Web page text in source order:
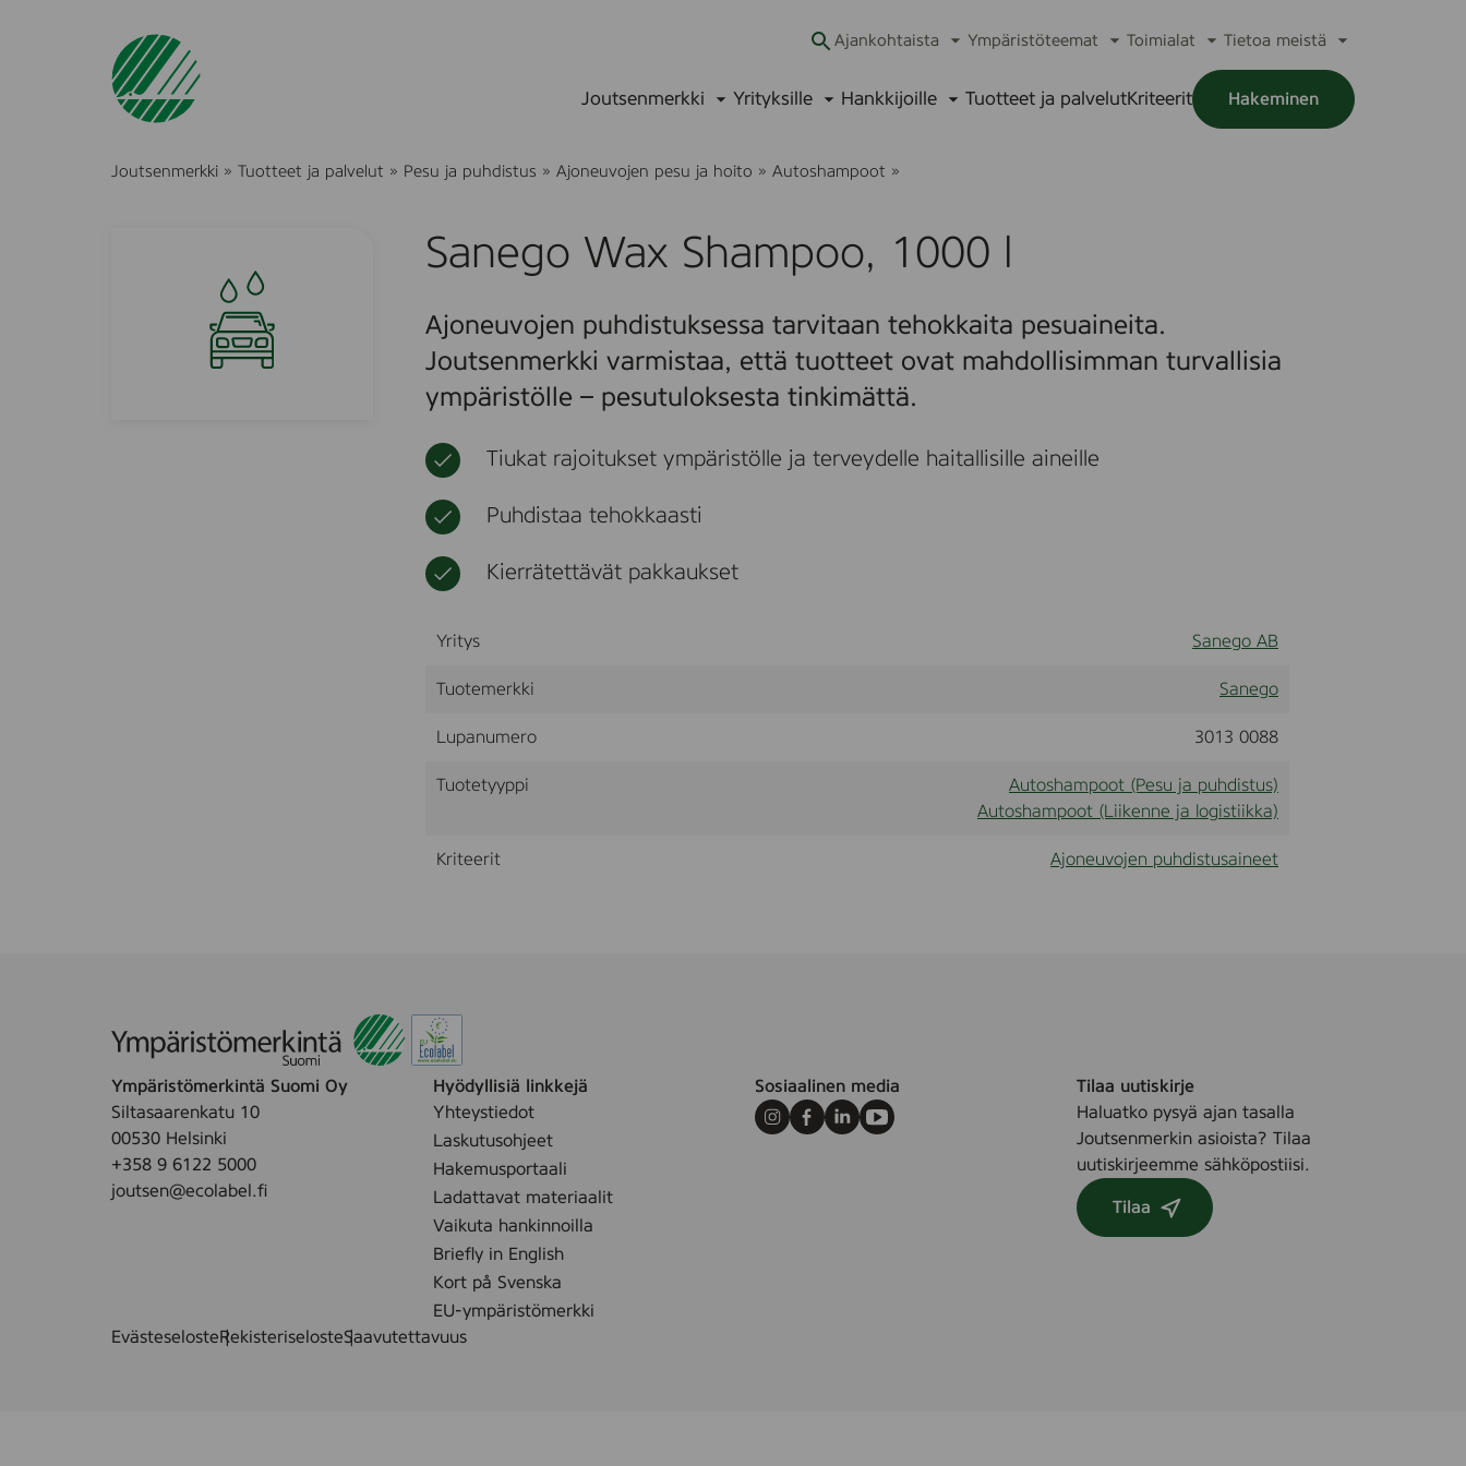
Ajankohtaista Ympäristöteemat Toimialat
alavalikko
Tietoa meistä
alavalikko
Joutsenmerkki Yrityksille Hankkijoille Tuotteet ja palvelutKriteerit Hakeminen
Joutsenmerkki » Tuotteet ja palvelut » Pesu ja puhdistus » Ajoneuvojen pesu ja hoito » Autoshampoot »
g
o
x
h
m
Sanego Wax Shampoo, 1000 l
Ajoneuvojen puhdistuksessa tarvitaan tehokkaita pesuaineita.
Joutsenmerkki varmistaa, että tuotteet ovat mahdollisimman turvallisia
ympäristölle – pesutuloksesta tinkimättä.
Tiukat rajoitukset ympäristölle ja terveydelle haitallisille aineille
Puhdistaa tehokkaasti
Kierrätettävät pakkaukset
Yritys Sanego AB
Tuotemerkki Sanego
Lupanumero 3013 0088
Tuotetyyppi
Autoshampoot (Pesu ja puhdistus)
Autoshampoot (Liikenne ja logistiikka)
Kriteerit Ajoneuvojen puhdistusaineet
Ympäristömerkintä Suomi Oy
Siltasaarenkatu 10
00530 Helsinki
+358 9 6122 5000
joutsen@ecolabel.fi
Hyödyllisiä linkkejä
Yhteystiedot
Laskutusohjeet
Hakemusportaali
Ladattavat materiaalit
Vaikuta hankinnoilla
Briefly in English
Kort på Svenska
EU-ympäristömerkki
Sosiaalinen media
Instagram
Facebook
LinkedInYoutube
Tilaa uutiskirje
Haluatko pysyä ajan tasalla
Joutsenmerkin asioista? Tilaa
uutiskirjeemme sähköpostiisi.
Tilaa
EvästeselosteRekisteriselosteSaavutettavuus